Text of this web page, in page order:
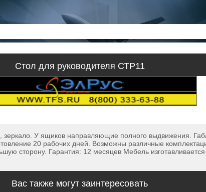
Стол для руководителя СТР11
У ящиков направляющие полного выдвижения.
20 рабочих дней. Возможны различные
сторону. Гарантия: 12 месяцев Мебель
Вас также могут заинтересовать